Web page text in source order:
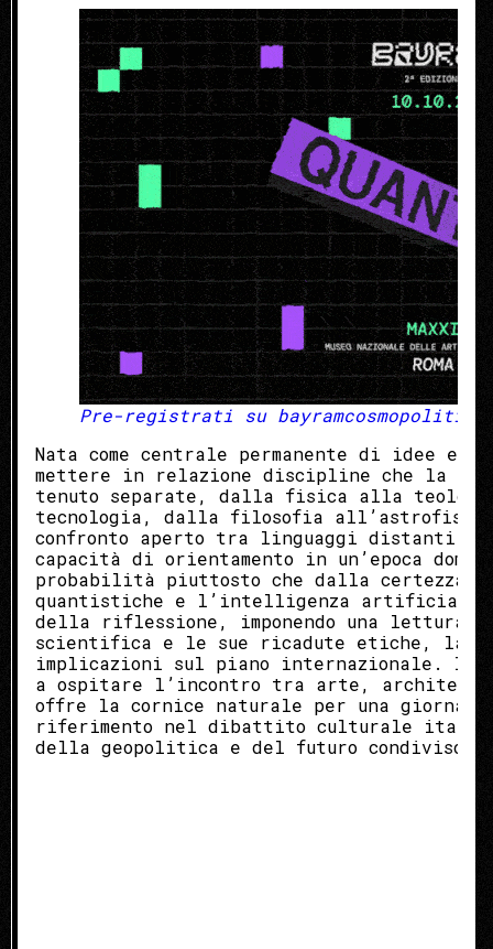
Pre-registrati su
Nata come centrale permanente di idee e
mettere in relazione discipline che la
tenuto separate, dalla fisica alla
tecnologia, dalla filosofia
confronto aperto tra linguaggi distanti
capacità di orientamento in un’epoca
probabilità piuttosto che dalla certezza
quantistiche e l’intelligenza artificiale
della riflessione, imponendo una lettura
scientifica e le sue ricadute etiche, la
implicazioni sul piano internazionale. Il
a ospitare l’incontro tra arte,
offre la cornice naturale per una giornata
riferimento nel dibattito culturale
della geopolitica e del futuro condiviso.